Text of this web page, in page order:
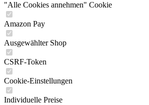
"Alle Cookies annehmen" Cookie
Amazon Pay
Ausgewählter Shop
CSRF-Token
Cookie-Einstellungen
Individuelle Preise